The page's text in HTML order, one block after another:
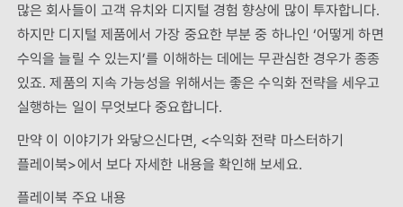
많은 회사들이 고객 유치와 디지털 경험 향상에 많이 투자합니다.
하지만 디지털 제품에서 가장 중요한 부분 중 하나인 ‘어떻게 하면
수익을 늘릴 수 있는지’를 이해하는 데에는 무관심한 경우가 종종
있죠. 제품의 지속 가능성을 위해서는 좋은 수익화 전략을 세우고
실행하는 일이 무엇보다 중요합니다.
만약 이 이야기가 와닿으신다면, <수익화 전략 마스터하기
플레이북>에서 보다 자세한 내용을 확인해 보세요.
플레이북 주요 내용